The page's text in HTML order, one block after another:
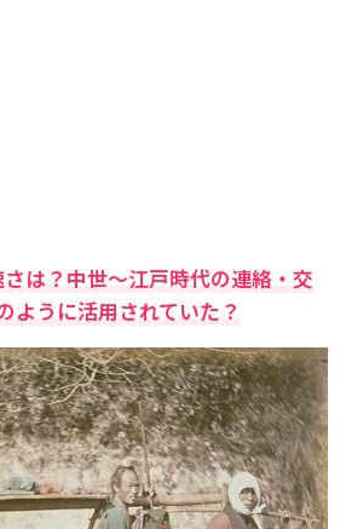
は？中世〜江戸時代の連絡・交
ように活用されていた？